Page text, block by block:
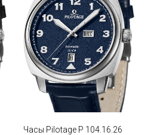
Часы Pilotage P 104.16.26